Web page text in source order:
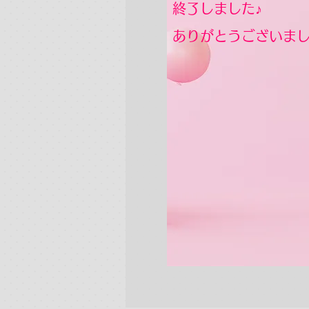
終了しました♪
ありがとうございま